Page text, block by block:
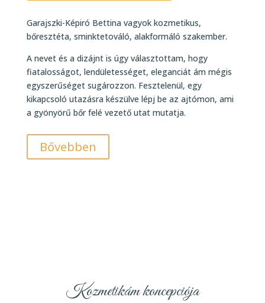
Garajszki-Képiró Bettina vagyok kozmetikus,
bőresztéta, sminktetováló, alakformáló szakember.
A nevet és a dizájnt is úgy választottam, hogy
fiatalosságot, lendületességet, eleganciát ám mégis
egyszerűséget sugározzon. Fesztelenül, egy
kikapcsoló utazásra készülve lépj be az ajtómon, ami
a gyönyörű bőr felé vezető utat mutatja.
Bővebben
Kozmetikám koncepciója